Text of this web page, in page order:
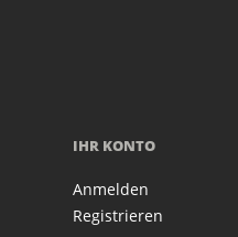
IHR KONTO
Anmelden
Registrieren